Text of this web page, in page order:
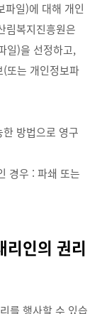
파일)에 대해 개인
림복지진흥원은
일)을 선정하고,
또는 개인정보파
방법으로 영구
경우 : 파쇄 또는
리인의 권리
를 행사할 수 있습